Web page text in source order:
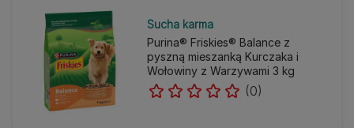
Sucha karma
Purina® Friskies® Balance z
pyszną mieszanką Kurczaka i
Wołowiny z Warzywami 3 kg
(0)